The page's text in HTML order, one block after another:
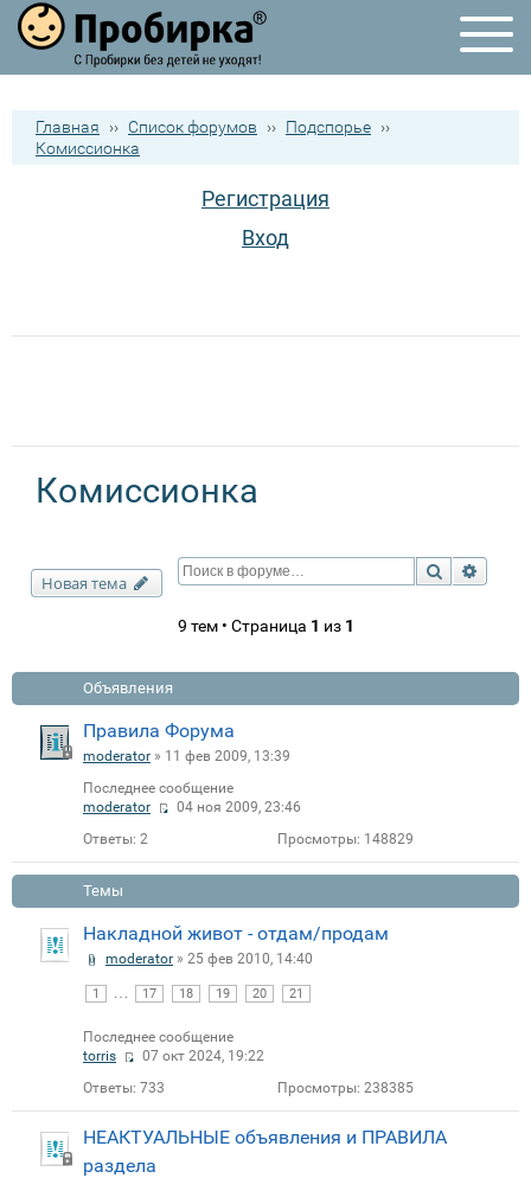
Главная ›› Список форумов ›› Подспорье ››
Комиссионка
Регистрация
Вход
Комиссионка
Новая тема
Поиск
9 тем • Страница 1 из 1
Объявления
Правила Форума
moderator » 11 фев 2009, 13:39
Последнее сообщение
moderator
04 ноя 2009, 23:46
Ответы: 2 Просмотры: 148829
Темы
Накладной живот - отдам/продам
moderator » 25 фев 2010, 14:40
1 17 18 19 20 21
Последнее сообщение
torris
07 окт 2024, 19:22
Ответы: 733 Просмотры: 238385
НЕАКТУАЛЬНЫЕ объявления и ПРАВИЛА
раздела